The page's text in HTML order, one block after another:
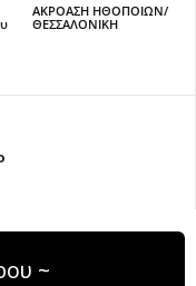
ΑΚΡΟΑΣΗ ΗΘΟΠΟΙΩΝ/
ΘΕΣΣΑΛΟΝΙΚΗ
~